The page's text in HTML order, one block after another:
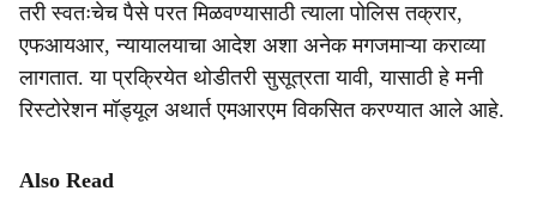
तरी स्वतःचेच पैसे परत मिळवण्यासाठी त्याला पोलिस तक्रार,
एफआयआर, न्यायालयाचा आदेश अशा अनेक मगजमाऱ्या कराव्या
लागतात. या प्रक्रियेत थोडीतरी सुसूत्रता यावी, यासाठी हे मनी
रिस्टोरेशन मॉड्यूल अथार्त एमआरएम विकसित करण्यात आले आहे.
Also Read